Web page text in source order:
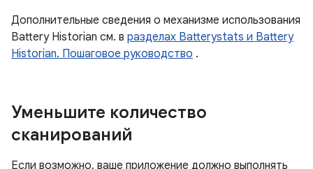
Дополнительные сведения о механизме использования
Battery Historian см. в разделах Batterystats и Battery
Historian. Пошаговое руководство .
Уменьшите количество
сканирований
Если возможно, ваше приложение должно выполнять